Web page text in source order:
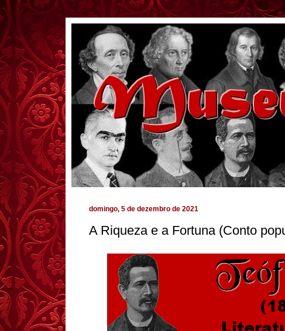
domingo, 5 de dezembro de 2021
A Riqueza e a Fortuna (Conto